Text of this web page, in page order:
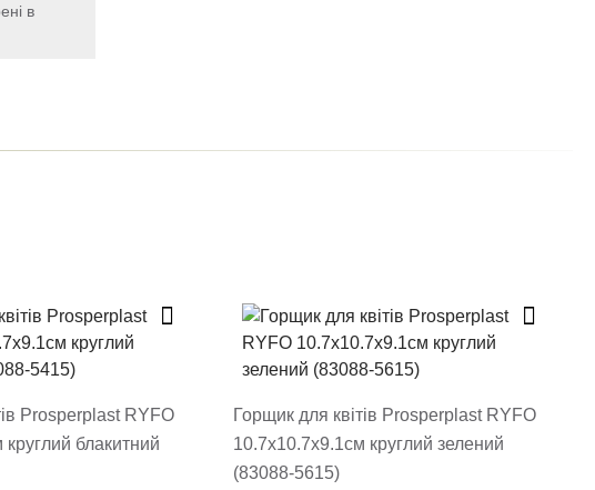
в
Prosperplast RYFO
блакитний
Горщик для квітів Prosperplast RYFO
10.7х10.7х9.1см круглий зелений
(83088-5615)